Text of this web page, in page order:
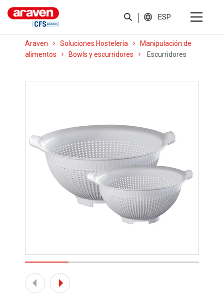
ESP
Araven Soluciones Hostelería
Manipulación de
alimentos
Bowls y escurridores Escurridores